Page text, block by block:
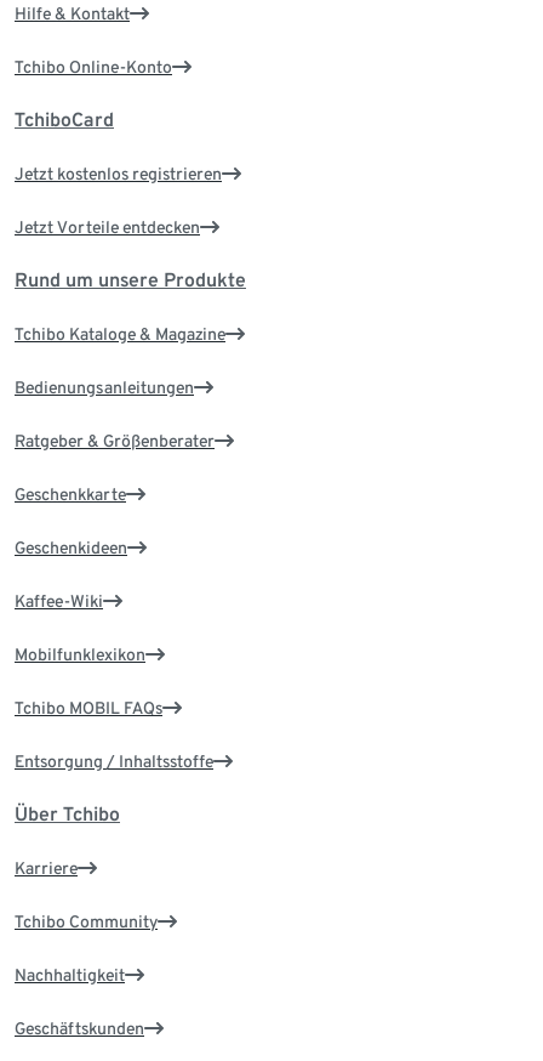
Hilfe & Kontakt
Tchibo Online-Konto
TchiboCard
Jetzt kostenlos registrieren
Jetzt Vorteile entdecken
Rund um unsere Produkte
Tchibo Kataloge & Magazine
Bedienungsanleitungen
Ratgeber & Größenberater
Geschenkkarte
Geschenkideen
Kaffee-Wiki
Mobilfunklexikon
Tchibo MOBIL FAQs
Entsorgung / Inhaltsstoffe
Über Tchibo
Karriere
Tchibo Community
Nachhaltigkeit
Geschäftskunden